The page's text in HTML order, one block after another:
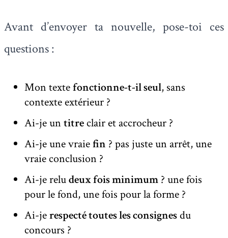
Avant d’envoyer ta nouvelle, pose-toi ces
questions :
Mon textefonctionne-t-il seul, sans
contexte extérieur ?
Ai-je un titreclair et accrocheur ?
Ai-je une vraiefin ? pas juste un arrêt, une
vraie conclusion ?
Ai-je reludeux fois minimum ? une fois
pour le fond, une fois pour la forme ?
Ai-jerespecté toutes les consignesdu
concours ?